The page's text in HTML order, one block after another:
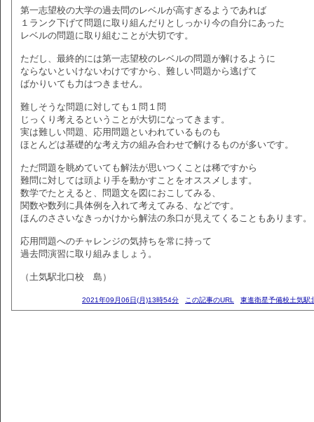
第一志望校の大学の過去問のレベルが高すぎるようであれば
１ランク下げて問題に取り組んだりとしっかり今の自分にあった
レベルの問題に取り組むことが大切です。
ただし、最終的には第一志望校のレベルの問題が解けるように
ならないといけないわけですから、難しい問題から逃げて
ばかりいても力はつきません。
難しそうな問題に対しても１問１問
じっくり考えるということが大切になってきます。
実は難しい問題、応用問題といわれているものも
ほとんどは基礎的な考え方の組み合わせで解けるものが多いです。
ただ問題を眺めていても解法が思いつくことは稀ですから
難問に対しては頭より手を動かすことをオススメします。
数学でたとえると、問題文を図におこしてみる、
関数や数列に具体例を入れて考えてみる、などです。
ほんのささいなきっかけから解法の糸口が見えてくることもあります。
応用問題へのチャレンジの気持ちを常に持って
過去問演習に取り組みましょう。
（土気駅北口校 島）
2021年09月06日(月)13時54分 この記事のURL 東進衛星予備校土気駅